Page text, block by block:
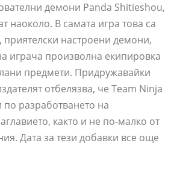
демони Panda Shitieshou,
наоколо. В самата игра това са
приятелски настроени демони,
играча произволна екипировка
предмети. Придружавайки
отбелязва, че Team Ninja
разработването на
както и не по-малко от
Дата за тези добавки все още